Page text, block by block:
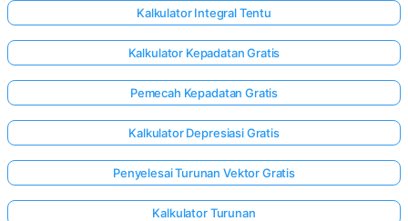
Kalkulator Integral Tentu
Kalkulator Kepadatan Gratis
Pemecah Kepadatan Gratis
Kalkulator Depresiasi Gratis
Penyelesai Turunan Vektor Gratis
Kalkulator Turunan